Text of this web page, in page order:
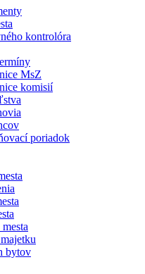
kontrolóra
MsZ
komisií
poriadok
bytov